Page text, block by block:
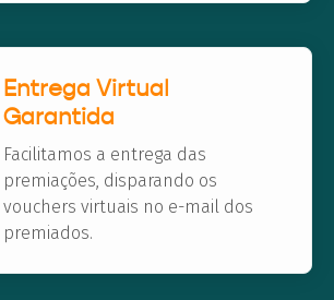
Entrega Virtual
Garantida
Facilitamos a entrega das
premiações, disparando os
vouchers virtuais no e-mail dos
premiados.